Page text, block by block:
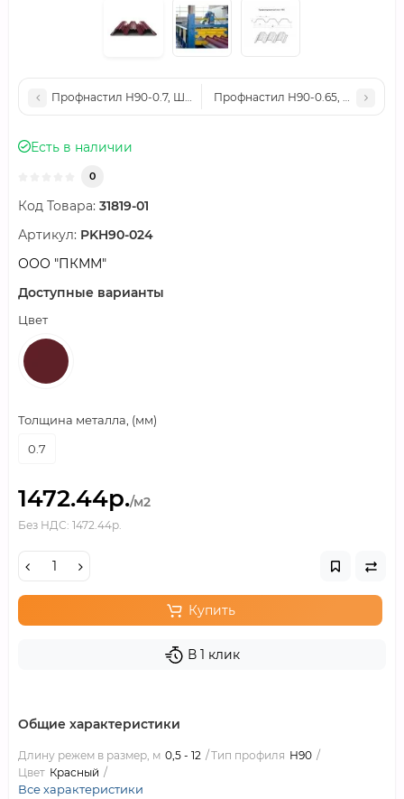
Профнастил Н90-0.7, Ширина-945мм, Полиэстер RAL3011
Профнастил Н90-0.65, Ширина-
Есть в наличии
0
Код Товара: 31819-01
Артикул: PKH90-024
ООО "ПКММ"
Доступные варианты
Цвет
Толщина металла, (мм)
0.7
1472.44р./м2
Без НДС: 1472.44р.
Купить
В 1 клик
Общие характеристики
Длину режем в размер, м 0,5 - 12 Тип профиля Н90
Цвет Красный
Все характеристики